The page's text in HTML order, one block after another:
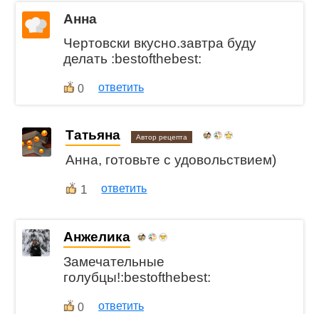
Анна
Чертовски вкусно.завтра буду
делать :bestofthebest:
0 ответить
Татьяна Автор рецепта
Анна, готовьте с удовольствием)
1 ответить
Анжелика
Замечательные
голубцы!:bestofthebest:
0 ответить